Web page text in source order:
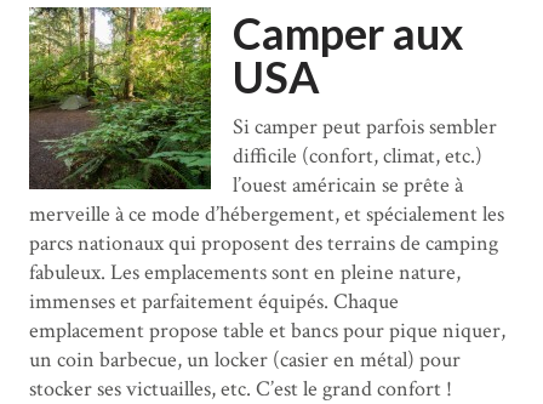
Camper aux
USA
Si camper peut parfois sembler
difficile (confort, climat, etc.)
l’ouest américain se prête à
merveille à ce mode d’hébergement, et spécialement les
parcs nationaux qui proposent des terrains de camping
fabuleux. Les emplacements sont en pleine nature,
immenses et parfaitement équipés. Chaque
emplacement propose table et bancs pour pique niquer,
un coin barbecue, un locker (casier en métal) pour
stocker ses victuailles, etc. C’est le grand confort !